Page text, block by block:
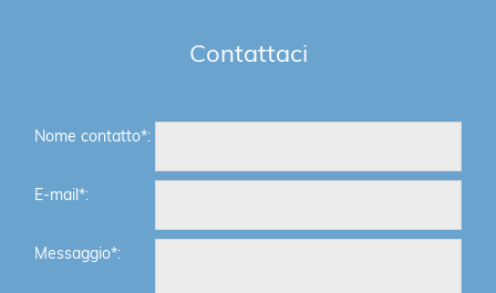
Contattaci
Nome contatto*:
E-mail*:
Messaggio*: